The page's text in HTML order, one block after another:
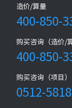
造价/算量
400-850-
购买咨询（造价/算
400-850-
购买咨询（项目）
0512-